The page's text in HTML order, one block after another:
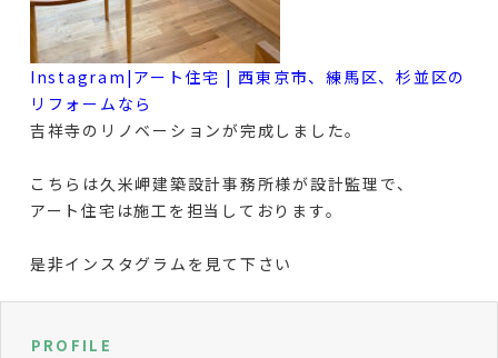
Instagram|アート住宅 | 西東京市、練馬区、杉並区の
リフォームなら
吉祥寺のリノベーションが完成しました。
こちらは久米岬建築設計事務所様が設計監理で、
アート住宅は施工を担当しております。
是非インスタグラムを見て下さい
PROFILE